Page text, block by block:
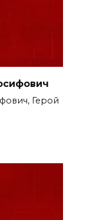
Герой